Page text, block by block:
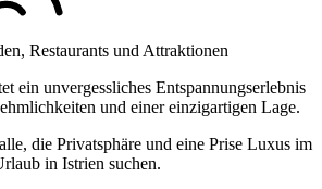
Restaurants und Attraktionen
ein unvergessliches Entspannungserlebnis
und einer einzigartigen Lage.
die Privatsphäre und eine Prise Luxus im
in Istrien suchen.